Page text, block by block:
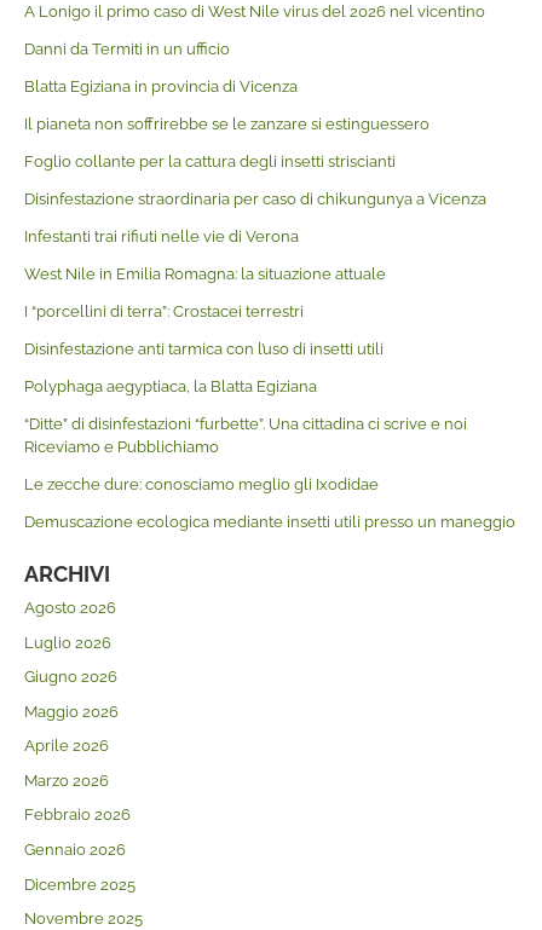
A Lonigo il primo caso di West Nile virus del 2026 nel vicentino
Danni da Termiti in un ufficio
Blatta Egiziana in provincia di Vicenza
Il pianeta non soffrirebbe se le zanzare si estinguessero
Foglio collante per la cattura degli insetti striscianti
Disinfestazione straordinaria per caso di chikungunya a Vicenza
Infestanti trai rifiuti nelle vie di Verona
West Nile in Emilia Romagna: la situazione attuale
I “porcellini di terra”: Crostacei terrestri
Disinfestazione anti tarmica con l’uso di insetti utili
Polyphaga aegyptiaca, la Blatta Egiziana
“Ditte” di disinfestazioni “furbette”. Una cittadina ci scrive e noi
Riceviamo e Pubblichiamo
Le zecche dure: conosciamo meglio gli Ixodidae
Demuscazione ecologica mediante insetti utili presso un maneggio
ARCHIVI
Agosto 2026
Luglio 2026
Giugno 2026
Maggio 2026
Aprile 2026
Marzo 2026
Febbraio 2026
Gennaio 2026
Dicembre 2025
Novembre 2025